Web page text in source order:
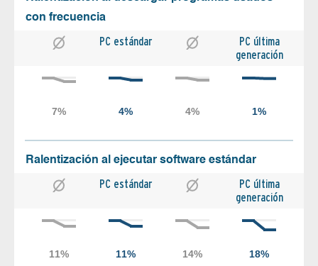
con frecuencia
PC estándar
PC última
generación
Ralentización al ejecutar software estándar
PC estándar
PC última
generación